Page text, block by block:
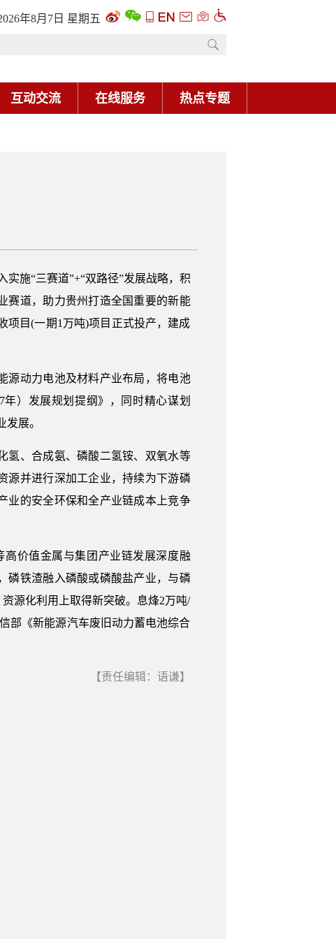
年8月7日 星期五
互动交流 在线服务 热点专题
施“三赛道”+“双路径”发展战略，积
赛道，助力贵州打造全国重要的新能
项目(一期1万吨)项目正式投产，建成
动力电池及材料产业布局，将电池
）发展规划提纲》，同时精心谋划
展。
、合成氨、磷酸二氢铵、双氧水等
源并进行深加工企业，持续为下游磷
业的安全环保和全产业链成本上竞争
价值金属与集团产业链发展深度融
磷铁渣融入磷酸或磷酸盐产业，与磷
源化利用上取得新突破。息烽2万吨/
部《新能源汽车废旧动力蓄电池综合
【责任编辑：语谦】